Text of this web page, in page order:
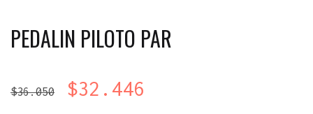
PEDALIN PILOTO PAR
$36.050 $32.446